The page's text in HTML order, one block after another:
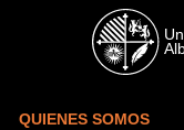
Skip to main content
QUIENES SOMOS